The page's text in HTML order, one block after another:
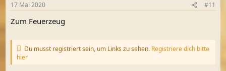
e
:
17 Mai 2020 #11
Zum Feuerzeug
Du musst registriert sein, um Links zu sehen. Registriere dich bitte
hier